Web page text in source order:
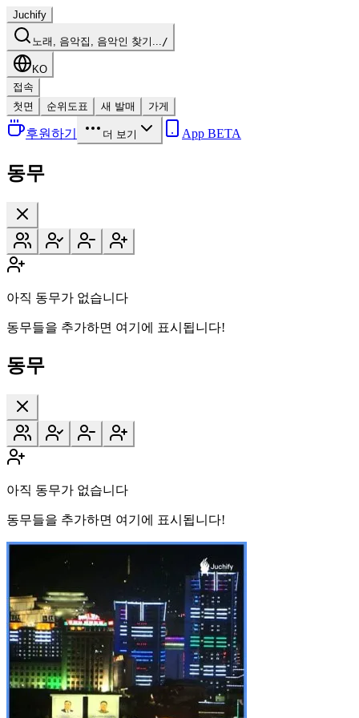
Juchify
노래, 음악집, 음악인 찾기.../
KO
접속
첫면
순위도표 새 발매 가게
후원하기 더 보기 App BETA
동무
아직 동무가 없습니다
동무들을 추가하면 여기에 표시됩니다!
동무
아직 동무가 없습니다
동무들을 추가하면 여기에 표시됩니다!